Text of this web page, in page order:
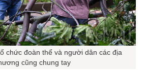
chức đoàn thể và người dân các địa
cũng chung tay